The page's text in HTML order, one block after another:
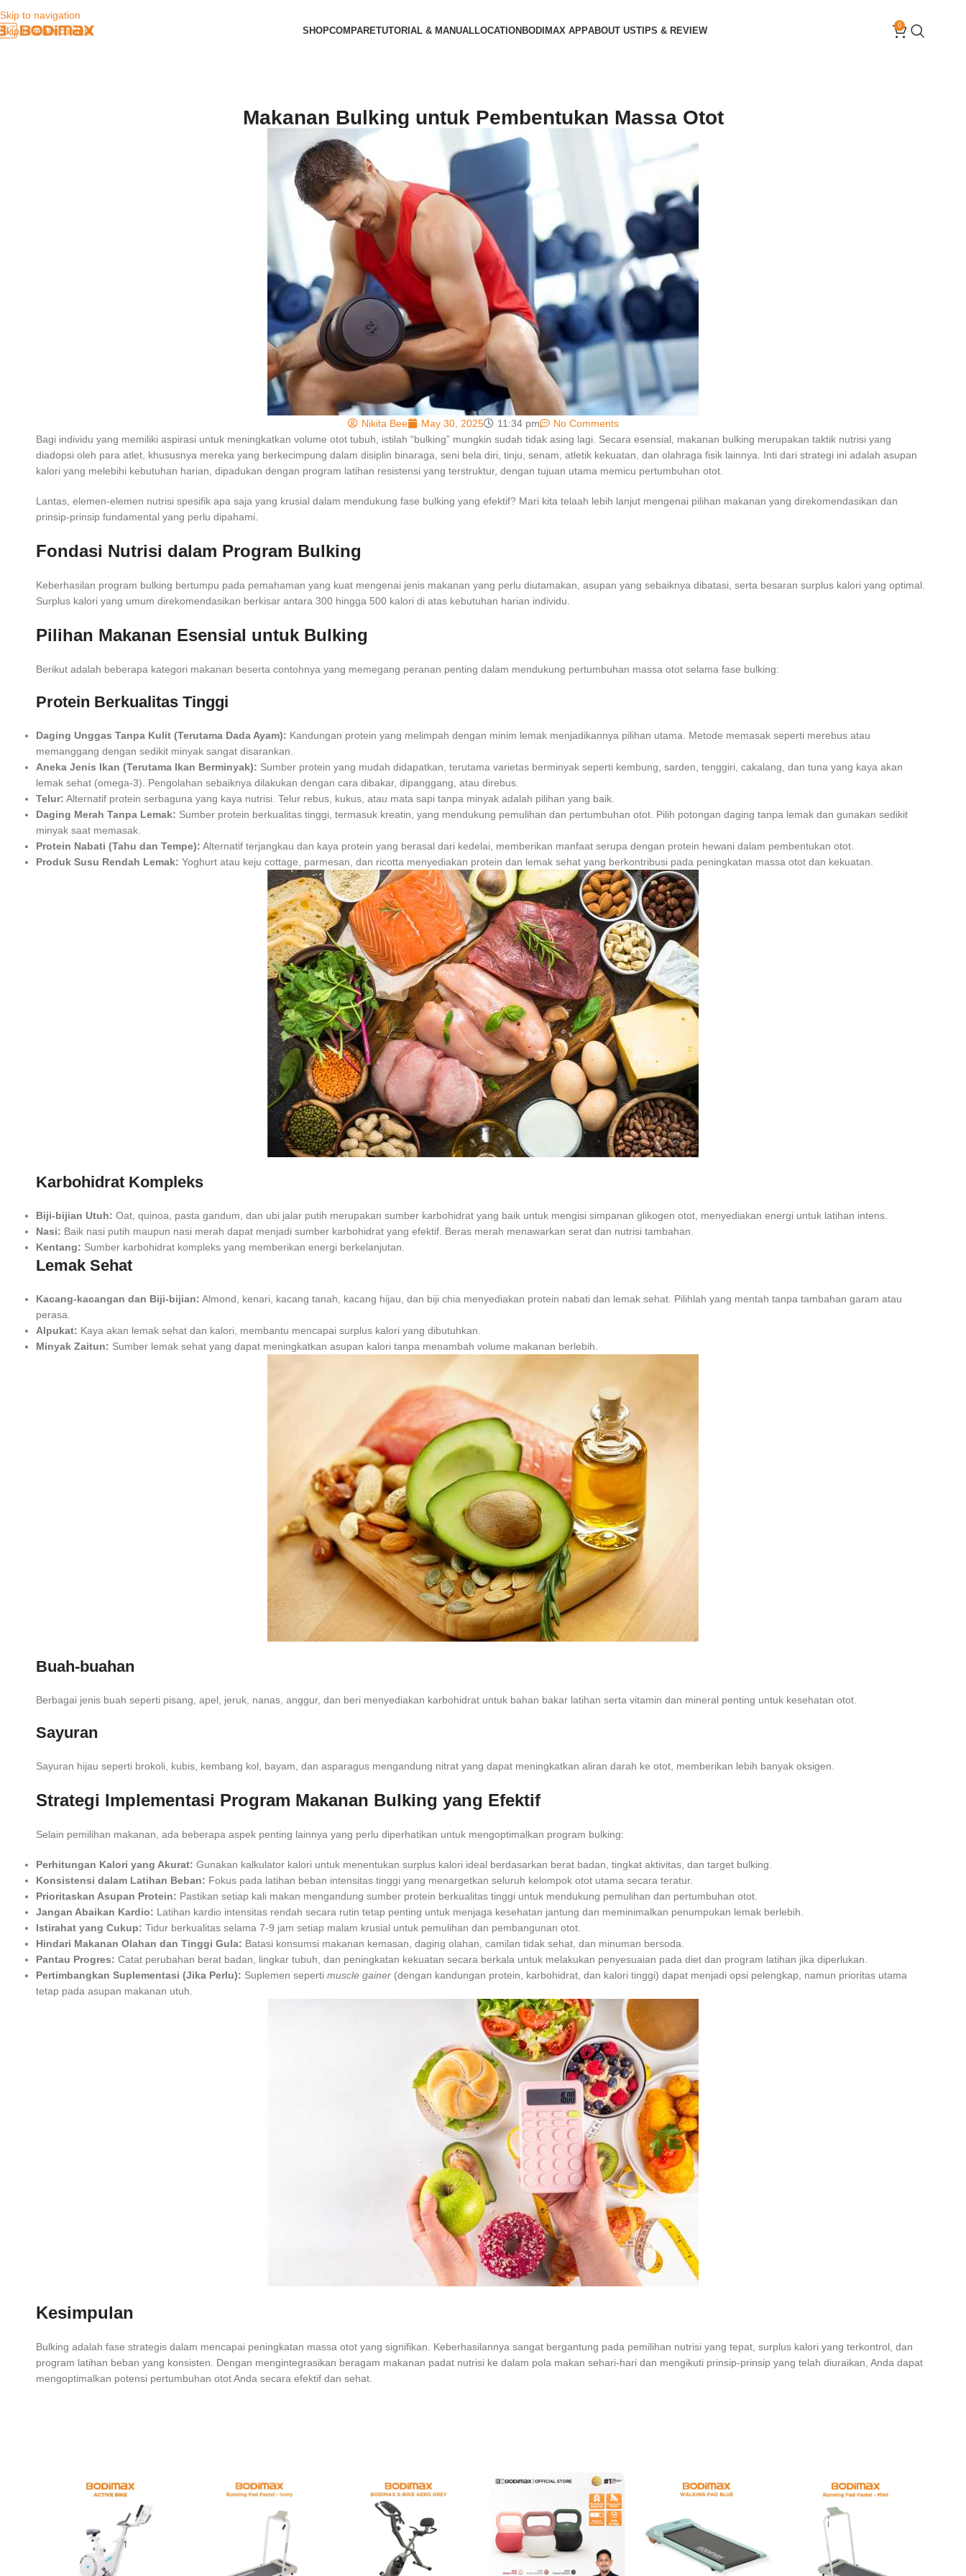
Skip to navigation
Skip to main content
SHOPCOMPARETUTORIAL & MANUALLOCATIONBODIMAX APPABOUT USTIPS & REVIEW 0
Makanan Bulking untuk Pembentukan Massa Otot
Nikita Bee May 30, 2025 11:34 pm
No Comments
Bagi individu yang memiliki aspirasi untuk meningkatkan volume otot tubuh, istilah “bulking” mungkin sudah tidak asing lagi. Secara esensial, makanan bulking merupakan taktik nutrisi yang
diadopsi oleh para atlet, khususnya mereka yang berkecimpung dalam disiplin binaraga, seni bela diri, tinju, senam, atletik kekuatan, dan olahraga fisik lainnya. Inti dari strategi ini adalah asupan
kalori yang melebihi kebutuhan harian, dipadukan dengan program latihan resistensi yang terstruktur, dengan tujuan utama memicu pertumbuhan otot.
Lantas, elemen-elemen nutrisi spesifik apa saja yang krusial dalam mendukung fase bulking yang efektif? Mari kita telaah lebih lanjut mengenai pilihan makanan yang direkomendasikan dan
prinsip-prinsip fundamental yang perlu dipahami.
Fondasi Nutrisi dalam Program Bulking
Keberhasilan program bulking bertumpu pada pemahaman yang kuat mengenai jenis makanan yang perlu diutamakan, asupan yang sebaiknya dibatasi, serta besaran surplus kalori yang optimal.
Surplus kalori yang umum direkomendasikan berkisar antara 300 hingga 500 kalori di atas kebutuhan harian individu.
Pilihan Makanan Esensial untuk Bulking
Berikut adalah beberapa kategori makanan beserta contohnya yang memegang peranan penting dalam mendukung pertumbuhan massa otot selama fase bulking:
Protein Berkualitas Tinggi
Daging Unggas Tanpa Kulit (Terutama Dada Ayam): Kandungan protein yang melimpah dengan minim lemak menjadikannya pilihan utama. Metode memasak seperti merebus atau
memanggang dengan sedikit minyak sangat disarankan.
Aneka Jenis Ikan (Terutama Ikan Berminyak): Sumber protein yang mudah didapatkan, terutama varietas berminyak seperti kembung, sarden, tenggiri, cakalang, dan tuna yang kaya akan
lemak sehat (omega-3). Pengolahan sebaiknya dilakukan dengan cara dibakar, dipanggang, atau direbus.
Telur: Alternatif protein serbaguna yang kaya nutrisi. Telur rebus, kukus, atau mata sapi tanpa minyak adalah pilihan yang baik.
Daging Merah Tanpa Lemak: Sumber protein berkualitas tinggi, termasuk kreatin, yang mendukung pemulihan dan pertumbuhan otot. Pilih potongan daging tanpa lemak dan gunakan sedikit
minyak saat memasak.
Protein Nabati (Tahu dan Tempe): Alternatif terjangkau dan kaya protein yang berasal dari kedelai, memberikan manfaat serupa dengan protein hewani dalam pembentukan otot.
Produk Susu Rendah Lemak: Yoghurt atau keju cottage, parmesan, dan ricotta menyediakan protein dan lemak sehat yang berkontribusi pada peningkatan massa otot dan kekuatan.
Karbohidrat Kompleks
Biji-bijian Utuh: Oat, quinoa, pasta gandum, dan ubi jalar putih merupakan sumber karbohidrat yang baik untuk mengisi simpanan glikogen otot, menyediakan energi untuk latihan intens.
Nasi: Baik nasi putih maupun nasi merah dapat menjadi sumber karbohidrat yang efektif. Beras merah menawarkan serat dan nutrisi tambahan.
Kentang: Sumber karbohidrat kompleks yang memberikan energi berkelanjutan.
Lemak Sehat
Kacang-kacangan dan Biji-bijian: Almond, kenari, kacang tanah, kacang hijau, dan biji chia menyediakan protein nabati dan lemak sehat. Pilihlah yang mentah tanpa tambahan garam atau
perasa.
Alpukat: Kaya akan lemak sehat dan kalori, membantu mencapai surplus kalori yang dibutuhkan.
Minyak Zaitun: Sumber lemak sehat yang dapat meningkatkan asupan kalori tanpa menambah volume makanan berlebih.
Buah-buahan
Berbagai jenis buah seperti pisang, apel, jeruk, nanas, anggur, dan beri menyediakan karbohidrat untuk bahan bakar latihan serta vitamin dan mineral penting untuk kesehatan otot.
Sayuran
Sayuran hijau seperti brokoli, kubis, kembang kol, bayam, dan asparagus mengandung nitrat yang dapat meningkatkan aliran darah ke otot, memberikan lebih banyak oksigen.
Strategi Implementasi Program Makanan Bulking yang Efektif
Selain pemilihan makanan, ada beberapa aspek penting lainnya yang perlu diperhatikan untuk mengoptimalkan program bulking:
Perhitungan Kalori yang Akurat: Gunakan kalkulator kalori untuk menentukan surplus kalori ideal berdasarkan berat badan, tingkat aktivitas, dan target bulking.
Konsistensi dalam Latihan Beban: Fokus pada latihan beban intensitas tinggi yang menargetkan seluruh kelompok otot utama secara teratur.
Prioritaskan Asupan Protein: Pastikan setiap kali makan mengandung sumber protein berkualitas tinggi untuk mendukung pemulihan dan pertumbuhan otot.
Jangan Abaikan Kardio: Latihan kardio intensitas rendah secara rutin tetap penting untuk menjaga kesehatan jantung dan meminimalkan penumpukan lemak berlebih.
Istirahat yang Cukup: Tidur berkualitas selama 7-9 jam setiap malam krusial untuk pemulihan dan pembangunan otot.
Hindari Makanan Olahan dan Tinggi Gula: Batasi konsumsi makanan kemasan, daging olahan, camilan tidak sehat, dan minuman bersoda.
Pantau Progres: Catat perubahan berat badan, lingkar tubuh, dan peningkatan kekuatan secara berkala untuk melakukan penyesuaian pada diet dan program latihan jika diperlukan.
Pertimbangkan Suplementasi (Jika Perlu): Suplemen seperti muscle gainer (dengan kandungan protein, karbohidrat, dan kalori tinggi) dapat menjadi opsi pelengkap, namun prioritas utama
tetap pada asupan makanan utuh.
Kesimpulan
Bulking adalah fase strategis dalam mencapai peningkatan massa otot yang signifikan. Keberhasilannya sangat bergantung pada pemilihan nutrisi yang tepat, surplus kalori yang terkontrol, dan
program latihan beban yang konsisten. Dengan mengintegrasikan beragam makanan padat nutrisi ke dalam pola makan sehari-hari dan mengikuti prinsip-prinsip yang telah diuraikan, Anda dapat
mengoptimalkan potensi pertumbuhan otot Anda secara efektif dan sehat.